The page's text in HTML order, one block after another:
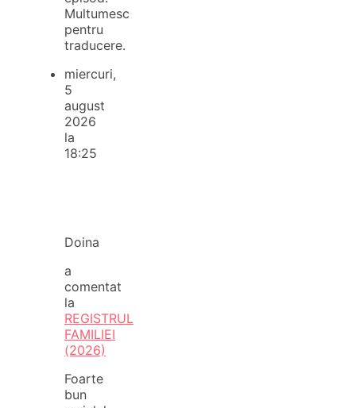
Multumesc
pentru
traducere.
miercuri,
5
august
2026
la
18:25
Doina
a
comentat
la
REGISTRUL
FAMILIEI
(2026)
Foarte
bun